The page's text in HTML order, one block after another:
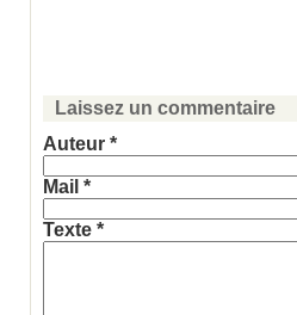
Laissez un commentaire
Auteur *
Mail *
Texte *